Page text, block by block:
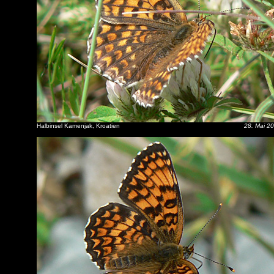
Halbinsel Kamenjak, Kroatien 28. Mai